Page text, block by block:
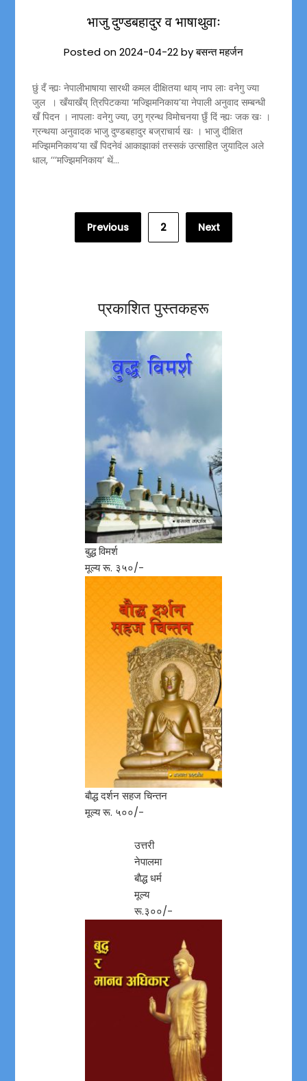
भाजु दुण्डबहादुर व भाषाथुवाः
Posted on2024-04-22byबसन्त महर्जन
छुं दँ न्ह्यः नेपालीभाषाया सारथी कमल दीक्षितया थाय् नाप लाः वनेगु ज्या
जुल । खँयाखँय् त्रिपिटकया ‘मज्झिमनिकाय’या नेपाली अनुवाद सम्बन्धी
खँ पिदन । नापलाः वनेगु ज्या, उगु ग्रन्थ विमोचनया छुँ दिं न्ह्यः जक खः ।
ग्रन्थया अनुवादक भाजु दुण्डबहादुर बज्राचार्य खः । भाजु दीक्षित
मज्झिमनिकाय’या खँ पिदनेवं आकाझाकां तस्सकं उत्साहित जुयादिल अले
धाल, ‘‘‘मज्झिमनिकाय’ थें…
pagination
Previous 2 Next
प्रकाशित पुस्तकहरू
बुद्ध विमर्श
मूल्य रू. ३५०/-
बाैद्ध दर्शन सहज चिन्तन
मूल्य रू. ५००/-
उत्तरी
नेपालमा
बाैद्ध धर्म
मूल्य
रू.३००/-